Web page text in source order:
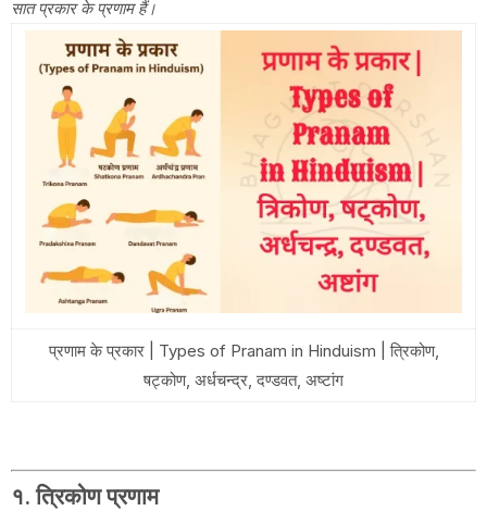
सात प्रकार के प्रणाम हैं।
प्रणाम के प्रकार | Types of Pranam in Hinduism | त्रिकोण,
षट्कोण, अर्धचन्द्र, दण्डवत, अष्टांग
१.त्रिकोण प्रणाम